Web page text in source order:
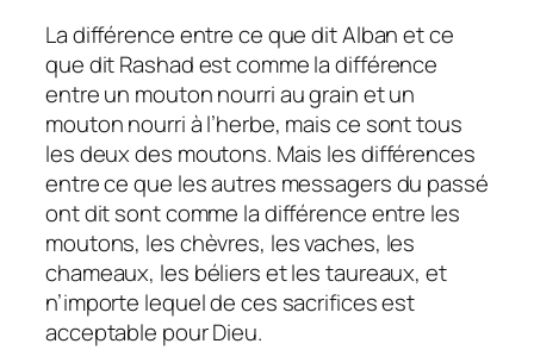
La différence entre ce que dit Alban et ce
que dit Rashad est comme la différence
entre un mouton nourri au grain et un
mouton nourri à l’herbe, mais ce sont tous
les deux des moutons. Mais les différences
entre ce que les autres messagers du passé
ont dit sont comme la différence entre les
moutons, les chèvres, les vaches, les
chameaux, les béliers et les taureaux, et
n’importe lequel de ces sacrifices est
acceptable pour Dieu.